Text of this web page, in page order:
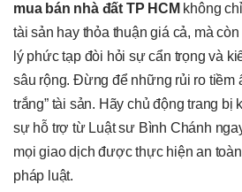
mua bán nhà đất TP HCM không
tài sản hay thỏa thuận giá cả, mà
lý phức tạp đòi hỏi sự cẩn trọng và
sâu rộng. Đừng để những rủi ro tiềm
trắng” tài sản. Hãy chủ động trang bị
sự hỗ trợ từ Luật sư Bình Chánh
mọi giao dịch được thực hiện an
pháp luật.